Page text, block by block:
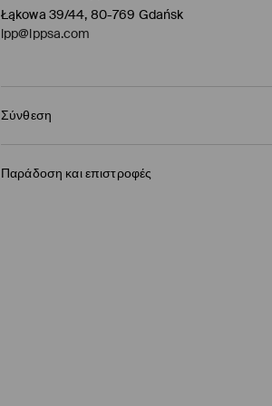
Łąkowa 39/44, 80-769 Gdańsk
lpp@lppsa.com
Σύνθεση
Παράδοση και επιστροφές